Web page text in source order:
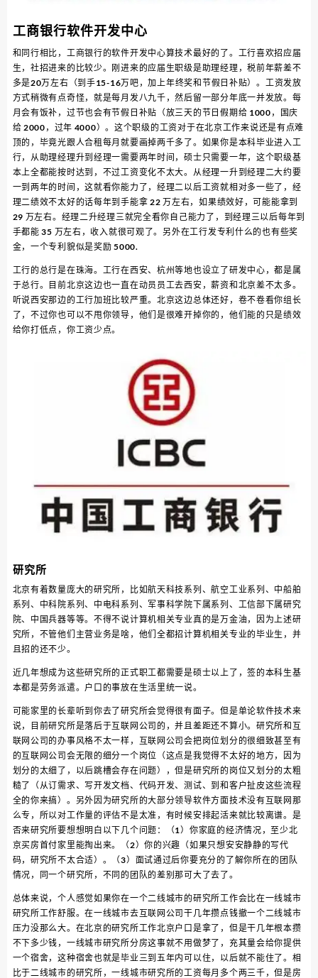
工商银行软件开发中心
和同行相比，工商银行的软件开发中心算技术最好的了。工行喜欢招应届
生，社招进来的比较少。刚进来的应届生职级是助理经理，税前年薪差不
多是20万左右（到手15-16万吧，加上年终奖和节假日补贴）。工资发放
方式稍微有点奇怪，就是每月发八九千，然后留一部分年底一并发放。每
月会有饭补，过节也会有节假日补贴（放三天的节日假期给 1000，国庆
给 2000，过年 4000）。这个职级的工资对于在北京工作来说还是有点难
顶的，毕竟光跟人合租每月就要画掉两千多了。如果你是本科毕业进入工
行，从助理经理升到经理一需要两年时间，硕士只需要一年，这个职级基
本上全都能按时达到，不过工资变化不太大。从经理一升到经理二大约要
一到两年的时间，这就看你能力了，经理二以后工资就相对多一些了，经
理二绩效不太好的话每年到手能拿 22 万左右，如果绩效好，可能能拿到
29 万左右。经理二升经理三就完全看你自己能力了，到经理三以后每年到
手都能 35 万左右，收入就很可观了。另外在工行发专利什么的也有些奖
金，一个专利貌似是奖励 5000.
工行的总行是在珠海。工行在西安、杭州等地也设立了研发中心，都是属
于总行。目前北京这边也一直在动员员工去西安，薪资和北京差不太多。
听说西安那边的工行加班比较严重。北京这边总体还好，卷不卷看你组长
了，不过你也可以不甩你领导，他们是很难开掉你的，他们能的只是绩效
给你打低点，你工资少点。
研究所
北京有着数量庞大的研究所，比如航天科技系列、航空工业系列、中船舶
系列、中科院系列、中电科系列、军事科学院下属系列、工信部下属研究
院、中国兵器等等。不得不说计算机相关专业真的是万金油，因为上述研
究所，不管他们主营业务是啥，他们全都招计算机相关专业的毕业生，并
且招的还不少。
近几年想成为这些研究所的正式职工都需要是硕士以上了，签的本科生基
本都是劳务派遣。户口的事放在生活里统一说。
可能家里的长辈听到你去了研究所会觉得很有面子。但是单论软件技术来
说，目前研究所是落后于互联网公司的，并且差距还不算小。研究所和互
联网公司的办事风格不太一样，互联网公司会把岗位划分的很细致甚至有
的互联网公司会无限的细分一个岗位（这点是我觉得不太好的地方，因为
划分的太细了，以后跳槽会存在问题），但是研究所的岗位又划分的太粗
糙了（从订需求、写开发文档、代码开发、测试、到和客户扯皮这些流程
全的你来搞）。另外因为研究所的大部分领导软件方面技术没有互联网那
么专，所以对工作量的评估不是太准，有时候安排起活来就比较离谱。是
否来研究所要想想明白以下几个问题：（1）你家庭的经济情况，至少北
京买房首付家里能掏出来。（2）你的兴趣（如果只想安安静静的写代
码，研究所不太合适）。（3）面试通过后你要充分的了解你所在的团队
情况，同一个研究所，不同的团队的差别那可大了去了。
总体来说，个人感觉如果你在一个二线城市的研究所工作会比在一线城市
研究所工作舒服。在一线城市去互联网公司干几年攒点钱撤一个二线城市
压力没那么大。在北京的研究所工作北京户口是拿了，但是干几年根本攒
不下多少钱，一线城市研究所分房这事就不用做梦了，充其量会给你提供
一个宿舍，这种宿舍也就是毕业三到五年内可以住，以后就不能住了。相
比于二线城市的研究所，一线城市研究所的工资每月多个两三千，但是房